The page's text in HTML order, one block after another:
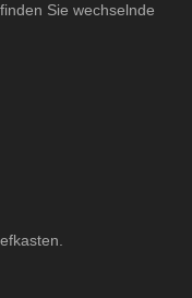
Sie wechselnde